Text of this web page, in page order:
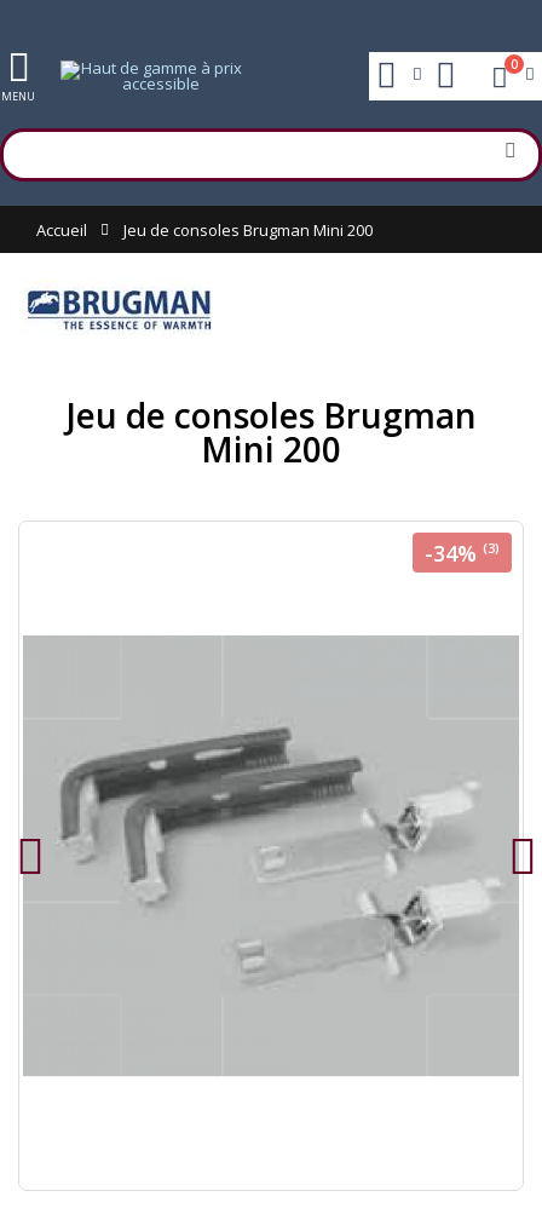
MENU
0
Accueil Jeu de consoles Brugman Mini 200
Jeu de consoles Brugman
Mini 200
-34% (3)